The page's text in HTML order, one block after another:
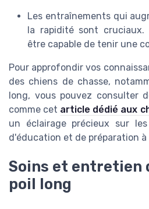
Les entraînements qui
la rapidité sont cruciaux.
être capable de tenir une
Pour approfondir vos
des chiens de chasse,
long, vous pouvez consulter
comme cet article dédié aux
un éclairage précieux sur
d'éducation et de préparation à
Soins et entretien
poil long